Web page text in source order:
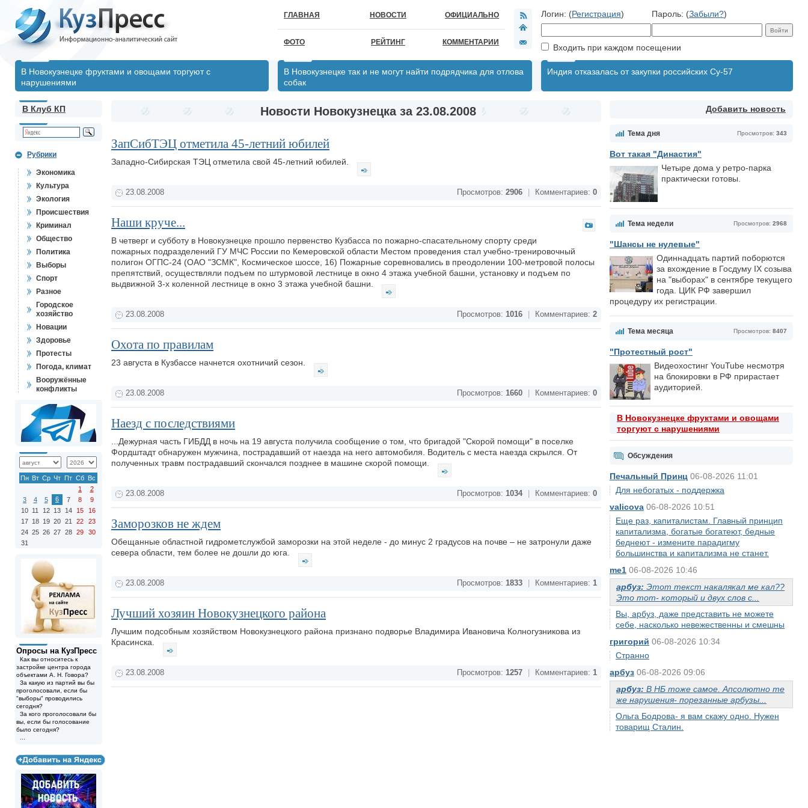
ГЛАВНАЯ НОВОСТИ ОФИЦИАЛЬНО
ФОТО РЕЙТИНГ КОММЕНТАРИИ
Логин: (Регистрация) Пароль: (Забыли?)
Входить при каждом посещении
В Новокузнецке фруктами и овощами торгуют с
нарушениями
В Новокузнецке так и не могут найти подрядчика для отлова
собак
Индия отказалась от закупки российских Су-57
Добавить новость
Просмотров: 343
Тема дня
Вот такая "Династия"
Четыре дома у ретро-парка
практически готовы.
Просмотров: 2968
Тема недели
"Шансы не нулевые"
Одиннадцать партий поборются
за вхождение в Госдуму IX созыва
на "выборах" в сентябре текущего
года. ЦИК РФ завершил
процедуру их регистрации.
Просмотров: 8407
Тема месяца
"Протестный рост"
Видеохостинг YouTube несмотря
на блокировки в РФ прирастает
аудиторией.
В Новокузнецке фруктами и овощами
торгуют с нарушениями
Обсуждения
Печальный Принц 06-08-2026 11:01
Для небогатых - поддержка
valicova 06-08-2026 10:51
Еще раз, капиталистам. Главный принцип
капитализма, богатые богатеют, бедные
беднеют - измените парадигму
большинства и капитализма не станет.
me1 06-08-2026 10:46
арбуз: Этот текст накалякал ме кал??
Это тот- который и двух слов с...
Вы, арбуз, даже представить не можете
себе, насколько невежественны и смешны
григорий 06-08-2026 10:34
Странно
арбуз 06-08-2026 09:06
арбуз: В НБ тоже самое. Апсолютно те
же нарушения- порезанные арбузы...
Ольга Бодрова- я вам скажу одно. Нужен
товарищ Сталин.
В Клуб КП
Рубрики
Экономика
Культура
Экология
Происшествия
Криминал
Общество
Политика
Выборы
Спорт
Разное
Городское
хозяйство
Новации
Здоровье
Протесты
Погода, климат
Вооружённые
конфликты
Пн Вт Ср Чт Пт Сб Вс
1
2
3
4 5 6 7 8
9
10 11 12 13 14 15
16
17 18 19 20 21 22
23
24 25 26 27 28 29
30
31
Опросы на КузПресс
Как вы относитесь к
застройке центра города
объектами А. Н. Говора?
За какую из партий вы бы
проголосовали, если бы
"выборы" проводились
сегодня?
За кого проголосовали бы
вы, если бы голосование
было сегодня?
Новости Новокузнецка за 23.08.2008
ЗапСибТЭЦ отметила 45-летний юбилей
Западно-Сибирская ТЭЦ отметила свой 45-летний юбилей.
23.08.2008 Просмотров: 2906 Комментариев: 0
Наши круче...
В четверг и субботу в Новокузнецке прошло первенство Кузбасса по пожарно-спасательному спорту среди
пожарных подразделений ГУ МЧС России по Кемеровской области Местом проведения стал учебно-тренировочный
полигон ОГПС-24 (ОАО "ЗСМК", Космическое шоссе, 16) Пожарные соревновались в преодолении 100-метровой полосы
препятствий, осуществляли подъем по штурмовой лестнице в окно 4 этажа учебной башни, установку и подъем по
выдвижной 3-х коленной лестнице в окно 3 этажа учебной башни.
23.08.2008 Просмотров: 1016 Комментариев: 2
Охота по правилам
23 августа в Кузбассе начнется охотничий сезон.
23.08.2008 Просмотров: 1660 Комментариев: 0
Наезд с последствиями
...Дежурная часть ГИБДД в ночь на 19 августа получила сообщение о том, что бригадой "Скорой помощи" в поселке
Фордштадт обнаружен мужчина, пострадавший от наезда на него автомобиля. Водитель с места наезда скрылся. От
полученных травм пострадавший скончался позднее в машине скорой помощи.
23.08.2008 Просмотров: 1034 Комментариев: 0
Заморозков не ждем
Обещанные областной гидрометслужбой заморозки на этой неделе - до минус 2 градусов на почве – не затронули даже
севера области, тем более не дошли до юга.
23.08.2008 Просмотров: 1833 Комментариев: 1
Лучший хозяин Новокузнецкого района
Лучшим подсобным хозяйством Новокузнецкого района признано подворье Владимира Ивановича Колногузникова из
Красинска.
23.08.2008 Просмотров: 1257 Комментариев: 1